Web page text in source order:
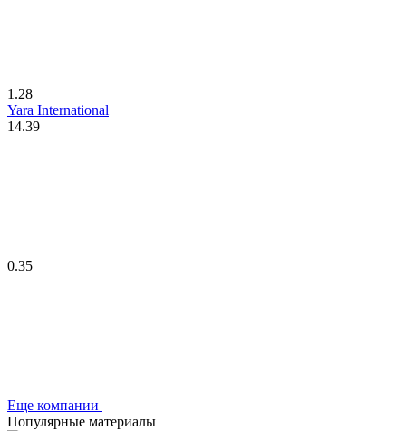
1.28
Yara International
14.39
0.35
Еще компании
Популярные материалы